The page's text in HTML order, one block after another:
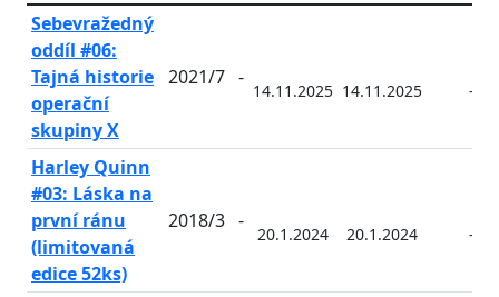
Sebevražedný
oddíl #06:
Tajná historie
operační
skupiny X
2021/7 -
14.11.2025 14.11.2025 -
Harley Quinn
#03: Láska na
první ránu
(limitovaná
edice 52ks)
2018/3 -
20.1.2024 20.1.2024 -